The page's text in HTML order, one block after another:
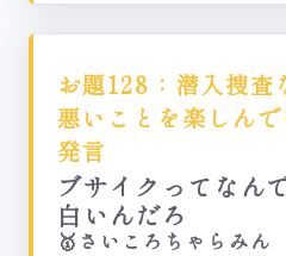
お題128：潜入捜査
悪いことを楽しん
発言
ブサイクってなん
白いんだろ
🥇さいころちゃらみん